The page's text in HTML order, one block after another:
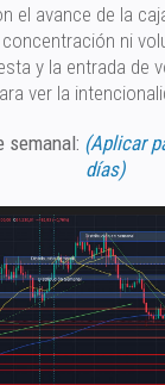
el avance de la
ni
y la entrada de
ver la
semanal: (Aplicar
días)